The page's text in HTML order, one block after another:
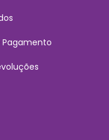
Pagamento